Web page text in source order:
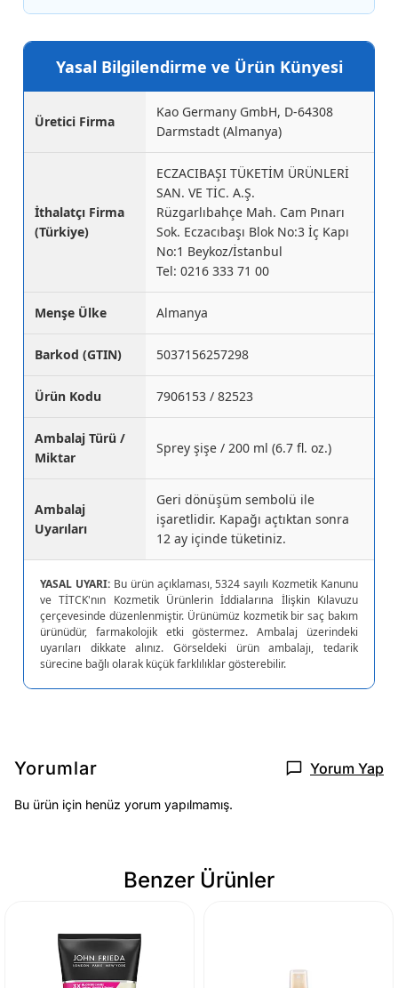
Yasal Bilgilendirme ve Ürün Künyesi
Üretici Firma
Kao Germany GmbH, D-64308
Darmstadt (Almanya)
İthalatçı Firma
(Türkiye)
ECZACIBAŞI TÜKETİM ÜRÜNLERİ
SAN. VE TİC. A.Ş.
Rüzgarlıbahçe Mah. Cam Pınarı
Sok. Eczacıbaşı Blok No:3 İç Kapı
No:1 Beykoz/İstanbul
Tel: 0216 333 71 00
Menşe Ülke Almanya
Barkod (GTIN) 5037156257298
Ürün Kodu 7906153 / 82523
Ambalaj Türü /
Miktar
Sprey şişe / 200 ml (6.7 fl. oz.)
Ambalaj
Uyarıları
Geri dönüşüm sembolü ile
işaretlidir. Kapağı açtıktan sonra
12 ay içinde tüketiniz.
YASAL UYARI:Bu ürün açıklaması, 5324 sayılı Kozmetik Kanunu
ve TİTCK'nın Kozmetik Ürünlerin İddialarına İlişkin Kılavuzu
çerçevesinde düzenlenmiştir. Ürünümüz kozmetik bir saç bakım
ürünüdür, farmakolojik etki göstermez. Ambalaj üzerindeki
uyarıları dikkate alınız. Görseldeki ürün ambalajı, tedarik
sürecine bağlı olarak küçük farklılıklar gösterebilir.
Yorumlar Yorum Yap
Bu ürün için henüz yorum yapılmamış.
Benzer Ürünler